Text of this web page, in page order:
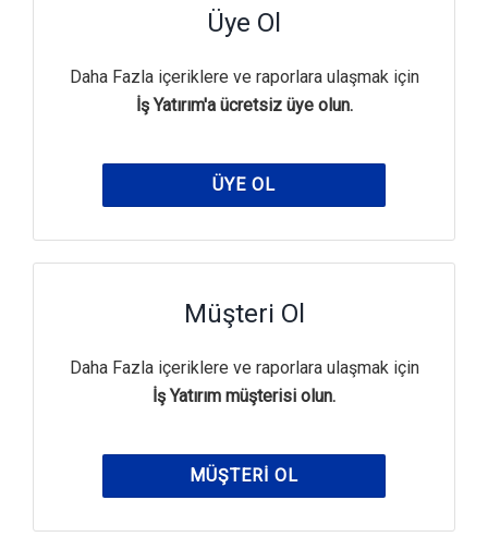
Üye Ol
Daha Fazla içeriklere ve raporlara ulaşmak için
İş Yatırım'a ücretsiz üye olun.
ÜYE OL
Müşteri Ol
Daha Fazla içeriklere ve raporlara ulaşmak için
İş Yatırım müşterisi olun.
MÜŞTERI OL